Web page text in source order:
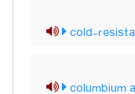
cold-
columbium